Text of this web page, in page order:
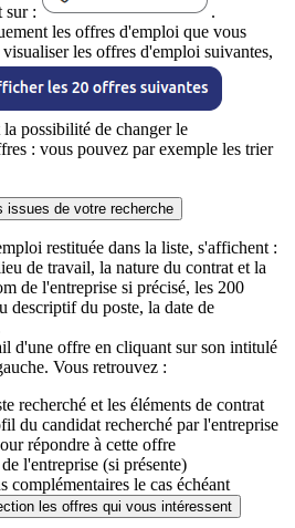
sur :
.
les offres d'emploi que vous
les offres d'emploi suivantes,
possibilité de changer le
: vous pouvez par exemple les trier
issues de votre recherche
restituée dans la liste, s'affichent :
de travail, la nature du contrat et la
de l'entreprise si précisé, les 200
descriptif du poste, la date de
d'une offre en cliquant sur son intitulé
Vous retrouvez :
recherché et les éléments de contrat
du candidat recherché par l'entreprise
répondre à cette offre
l'entreprise (si présente)
complémentaires le cas échéant
les offres qui vous intéressent